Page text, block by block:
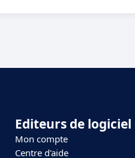
Editeurs de logiciel
Mon compte
Centre d'aide